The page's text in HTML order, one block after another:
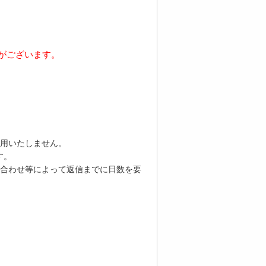
ざいます。
いたしません。
わせ等によって返信までに日数を要